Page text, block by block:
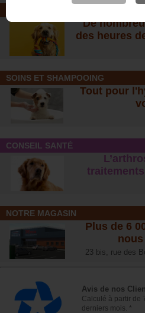
De
des heures
SOINS ET SHAMPOOING
Tout pour
CONSEIL SANTÉ
NOTRE MAGASIN
Plus de 6
23 bis, rue des
Avis de nos
Calculé à partir de
derniers mois. *